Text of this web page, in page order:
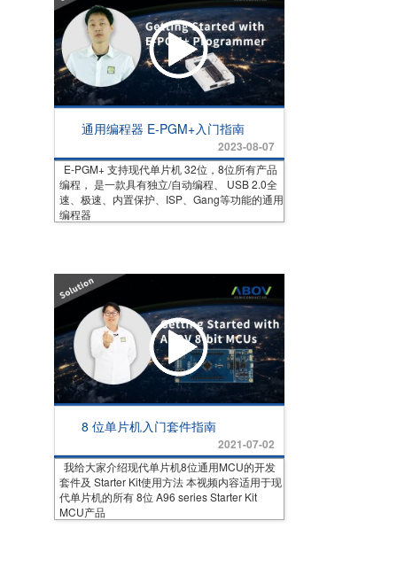
通用编程器 E-PGM+入门指南
2023-08-07
E-PGM+ 支持现代单片机 32位，8位所有产品
编程， 是一款具有独立/自动编程、 USB 2.0全
速、极速、内置保护、ISP、Gang等功能的通用
编程器
8 位单片机入门套件指南
2021-07-02
我给大家介绍现代单片机8位通用MCU的开发
套件及 Starter Kit使用方法 本视频内容适用于现
代单片机的所有 8位 A96 series Starter Kit
MCU产品